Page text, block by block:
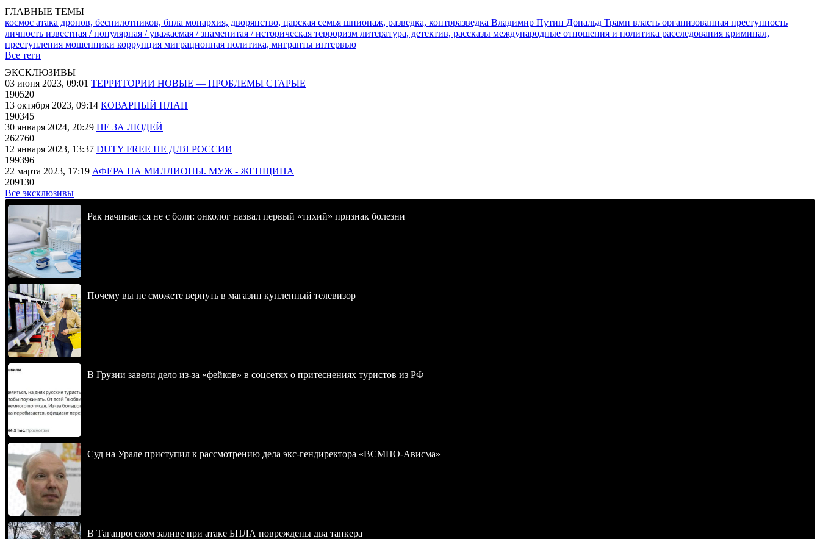
ГЛАВНЫЕ ТЕМЫ
космос атака дронов, беспилотников, бпла монархия, дворянство, царская семья шпионаж, разведка, контрразведка Владимир Путин Дональд Трамп власть организованная преступность
личность известная / популярная / уважаемая / знаменитая / историческая терроризм литература, детектив, рассказы международные отношения и политика расследования криминал,
преступления мошенники коррупция миграционная политика, мигранты интервью
Все теги
ЭКСКЛЮЗИВЫ
03 июня 2023, 09:01 ТЕРРИТОРИИ НОВЫЕ — ПРОБЛЕМЫ СТАРЫЕ
190520
13 октября 2023, 09:14 КОВАРНЫЙ ПЛАН
190345
30 января 2024, 20:29 НЕ ЗА ЛЮДЕЙ
262760
12 января 2023, 13:37 DUTY FREE НЕ ДЛЯ РОССИИ
199396
22 марта 2023, 17:19 АФЕРА НА МИЛЛИОНЫ. МУЖ - ЖЕНЩИНА
209130
Все эксклюзивы
Рак начинается не с боли: онколог назвал первый «тихий» признак болезни
Почему вы не сможете вернуть в магазин купленный телевизор
В Грузии завели дело из-за «фейков» в соцсетях о притеснениях туристов из РФ
Суд на Урале приступил к рассмотрению дела экс-гендиректора «ВСМПО-Ависма»
В Таганрогском заливе при атаке БПЛА повреждены два танкера